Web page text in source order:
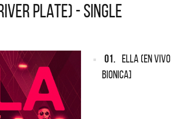
PLATE) - SINGLE
01. ELLA (EN
BIONICA]
de los CMTV
ARGENTINA